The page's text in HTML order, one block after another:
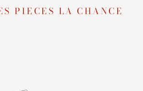
PIECES LA CHANCE